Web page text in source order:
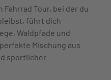
Fahrrad Tour, bei der du
führt dich
Waldpfade und
Mischung aus
sportlicher